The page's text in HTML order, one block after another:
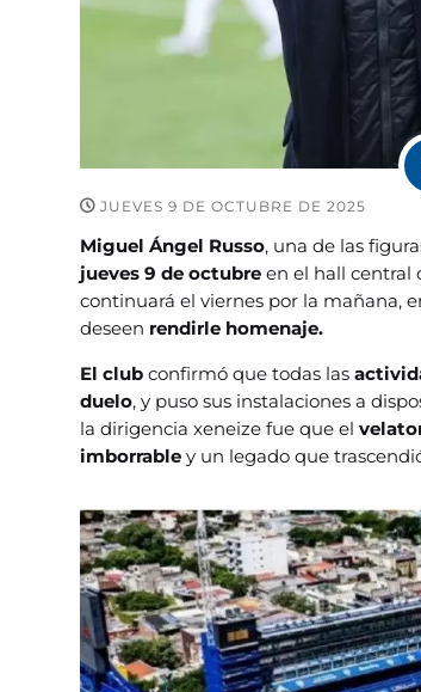
JUEVES 9 DE OCTUBRE DE 2025
Miguel Ángel Russo, una de las
jueves 9 de octubreen el hall central
continuará el viernes por la mañana,
deseen rendirle homenaje.
El club confirmó que todas las
duelo, y puso sus instalaciones a
la dirigencia xeneize fue que el
imborrable y un legado que